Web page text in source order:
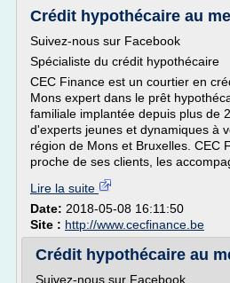
Crédit hypothécaire au
Suivez-nous sur Facebook
Spécialiste du crédit hypothécaire
CEC Finance est un courtier en
Mons expert dans le prêt
familiale implantée depuis plus de
d'experts jeunes et dynamiques à
région de Mons et Bruxelles. CEC
proche de ses clients, les
Lire la suite
Date: 2018-05-08 16:11:50
Site : http://www.cecfinance.be
Crédit hypothécaire au
Suivez-nous sur Facebook